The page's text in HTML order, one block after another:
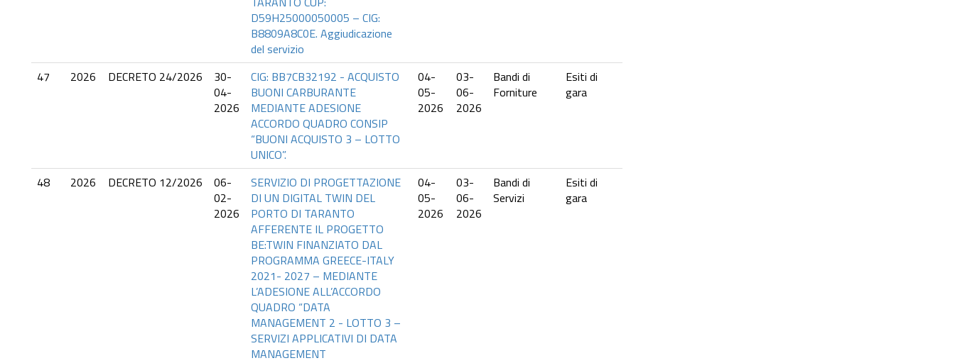
D59H25000050005 – CIG:
B8809A8C0E. Aggiudicazione
del servizio
47 2026 DECRETO 24/2026
30-
04-
2026
CIG: BB7CB32192 - ACQUISTO
BUONI CARBURANTE
MEDIANTE ADESIONE
ACCORDO QUADRO CONSIP
“BUONI ACQUISTO 3 – LOTTO
UNICO”.
04-
05-
2026
03-
06-
2026
Bandi di
Forniture
Esiti di
gara
48 2026 DECRETO 12/2026
06-
02-
2026
SERVIZIO DI PROGETTAZIONE
DI UN DIGITAL TWIN DEL
PORTO DI TARANTO
AFFERENTE IL PROGETTO
BE:TWIN FINANZIATO DAL
PROGRAMMA GREECE-ITALY
2021- 2027 – MEDIANTE
L’ADESIONE ALL’ACCORDO
QUADRO “DATA
MANAGEMENT 2 - LOTTO 3 –
SERVIZI APPLICATIVI DI DATA
MANAGEMENT
04-
05-
2026
03-
06-
2026
Bandi di
Servizi
Esiti di
gara